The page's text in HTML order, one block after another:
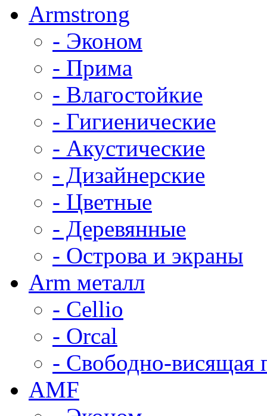
Armstrong
- Эконом
- Прима
- Влагостойкие
- Гигиенические
- Акустические
- Дизайнерские
- Цветные
- Деревянные
- Острова и экраны
Arm металл
- Cellio
- Orcal
- Свободно-висящая
AMF